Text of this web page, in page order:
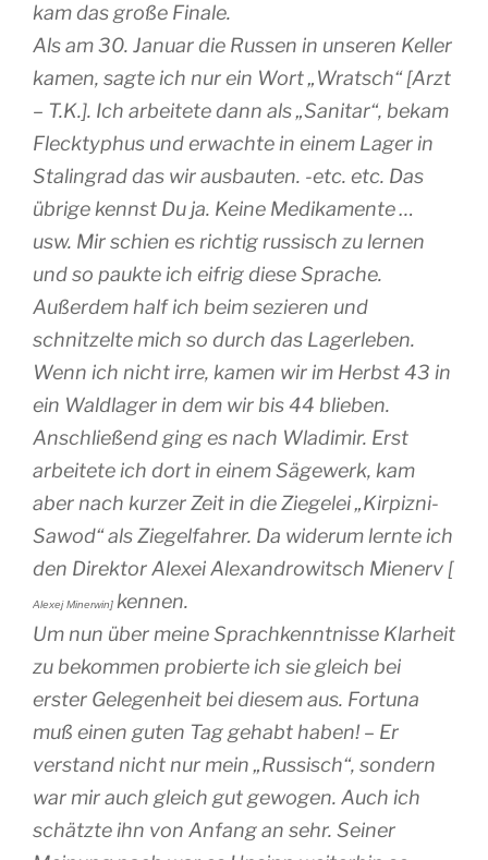
kam das große Finale.
Als am 30. Januar die Russen in unseren Keller
kamen, sagte ich nur ein Wort „Wratsch“ [Arzt
– T.K.]. Ich arbeitete dann als „Sanitar“, bekam
Flecktyphus und erwachte in einem Lager in
Stalingrad das wir ausbauten. -etc. etc. Das
übrige kennst Du ja. Keine Medikamente …
usw. Mir schien es richtig russisch zu lernen
und so paukte ich eifrig diese Sprache.
Außerdem half ich beim sezieren und
schnitzelte mich so durch das Lagerleben.
Wenn ich nicht irre, kamen wir im Herbst 43 in
ein Waldlager in dem wir bis 44 blieben.
Anschließend ging es nach Wladimir. Erst
arbeitete ich dort in einem Sägewerk, kam
aber nach kurzer Zeit in die Ziegelei „Kirpizni-
Sawod“ als Ziegelfahrer. Da widerum lernte ich
den Direktor Alexei Alexandrowitsch Mienerv [
Alexej Minerwin] kennen.
Um nun über meine Sprachkenntnisse Klarheit
zu bekommen probierte ich sie gleich bei
erster Gelegenheit bei diesem aus. Fortuna
muß einen guten Tag gehabt haben! – Er
verstand nicht nur mein „Russisch“, sondern
war mir auch gleich gut gewogen. Auch ich
schätzte ihn von Anfang an sehr. Seiner